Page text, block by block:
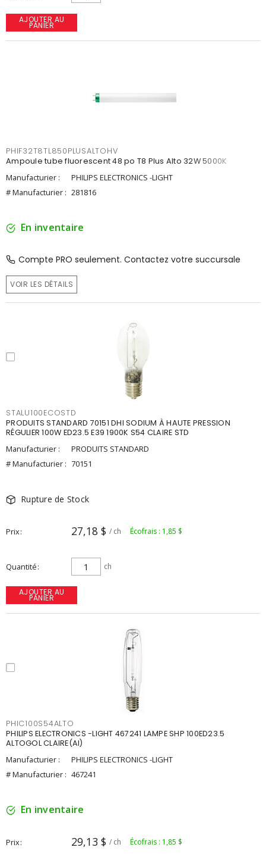
AJOUTER AU
PANIER
PHIF32T8TL850PLUSALTOHV
Ampoule tube fluorescent 48 po T8 Plus Alto 32W 5000K
Manufacturier :
PHILIPS ELECTRONICS -LIGHT
# Manufacturier : 281816
En inventaire
Compte PRO seulement. Contactez votre succursale
VOIR LES DÉTAILS
STALU100ECOSTD
PRODUITS STANDARD 70151 DHI SODIUM À HAUTE PRESSION
RÉGULIER 100W ED23.5 E39 1900K S54 CLAIRE STD
Manufacturier :
PRODUITS STANDARD
# Manufacturier : 70151
Rupture de Stock
Prix 27,18 $ / ch Écofrais : 1,85 $
Quantité ch
AJOUTER AU
PANIER
PHIC100S54ALTO
PHILIPS ELECTRONICS -LIGHT 467241 LAMPE SHP 100ED23.5
ALTOGOL CLAIRE(AI)
Manufacturier :
PHILIPS ELECTRONICS -LIGHT
# Manufacturier : 467241
En inventaire
Prix 29,13 $ / ch Écofrais : 1,85 $